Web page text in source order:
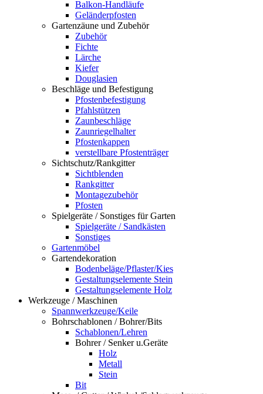
Balkon-Handläufe
Geländerpfosten
Gartenzäune und Zubehör
Zubehör
Fichte
Lärche
Kiefer
Douglasien
Beschläge und Befestigung
Pfostenbefestigung
Pfahlstützen
Zaunbeschläge
Zaunriegelhalter
Pfostenkappen
verstellbare Pfostenträger
Sichtschutz/Rankgitter
Sichtblenden
Rankgitter
Montagezubehör
Pfosten
Spielgeräte / Sonstiges für Garten
Spielgeräte / Sandkästen
Sonstiges
Gartenmöbel
Gartendekoration
Bodenbeläge/Pflaster/Kies
Gestaltungselemente Stein
Gestaltungselemente Holz
Werkzeuge / Maschinen
Spannwerkzeuge/Keile
Bohrschablonen / Bohrer/Bits
Schablonen/Lehren
Bohrer / Senker u.Geräte
Holz
Metall
Stein
Bit